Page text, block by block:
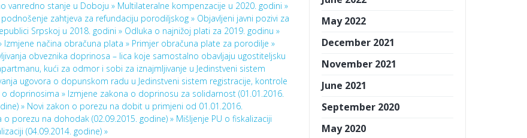
May 2022
December 2021
November 2021
June 2021
September 2020
May 2020
vanredno stanje u Doboju » Multilateralne kompenzacije u 2020. godini »
zahtjeva za refundaciju porodiljskog » Objavljeni javni pozivi za
Srpskoj u 2018. godini » Odluka o najnižoj plati za 2019. godinu »
Izmjene načina obračuna plata » Primjer obračuna plate za porodilje »
obveznika doprinosa – lica koje samostalno obavljaju ugostiteljsku
kući za odmor i sobi za iznajmljivanje u Jedinstveni sistem
ugovora o dopunskom radu u Jedinstveni sistem registracije, kontrole
o doprinosima » Izmjene zakona o doprinosu za solidarnost (01.01.2016.
» Novi zakon o porezu na dobit u primjeni od 01.01.2016.
porezu na dohodak (02.09.2015. godine) » Mišljenje PU o fiskalizaciji
(04.09.2014. godine) »